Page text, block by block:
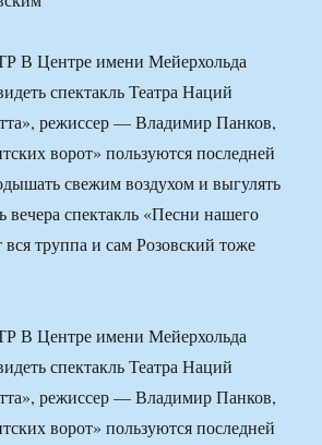
В Центре имени Мейерхольда
спектакль Театра Наций
режиссер — Владимир Панков,
ворот» пользуются последней
свежим воздухом и выгулять
спектакль «Песни нашего
вся труппа и сам Розовский тоже
В Центре имени Мейерхольда
спектакль Театра Наций
режиссер — Владимир Панков,
ворот» пользуются последней